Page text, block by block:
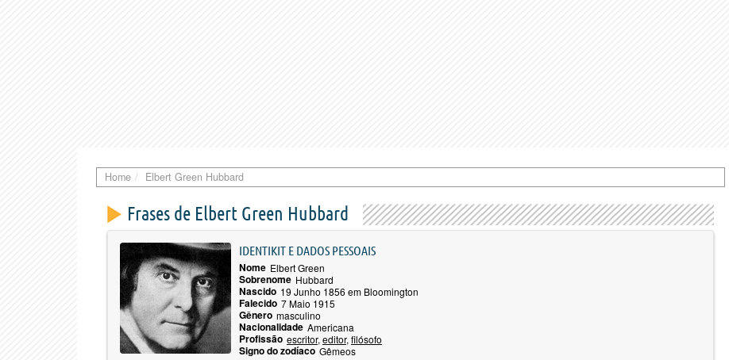
Home Elbert Green Hubbard
Frases de Elbert Green Hubbard
IDENTIKIT E DADOS PESSOAIS
Nome Elbert Green
Sobrenome Hubbard
Nascido 19 Junho 1856 em Bloomington
Falecido 7 Maio 1915
Gênero masculino
Nacionalidade Americana
Profissão escritor, editor, filósofo
Signo do zodíaco Gêmeos